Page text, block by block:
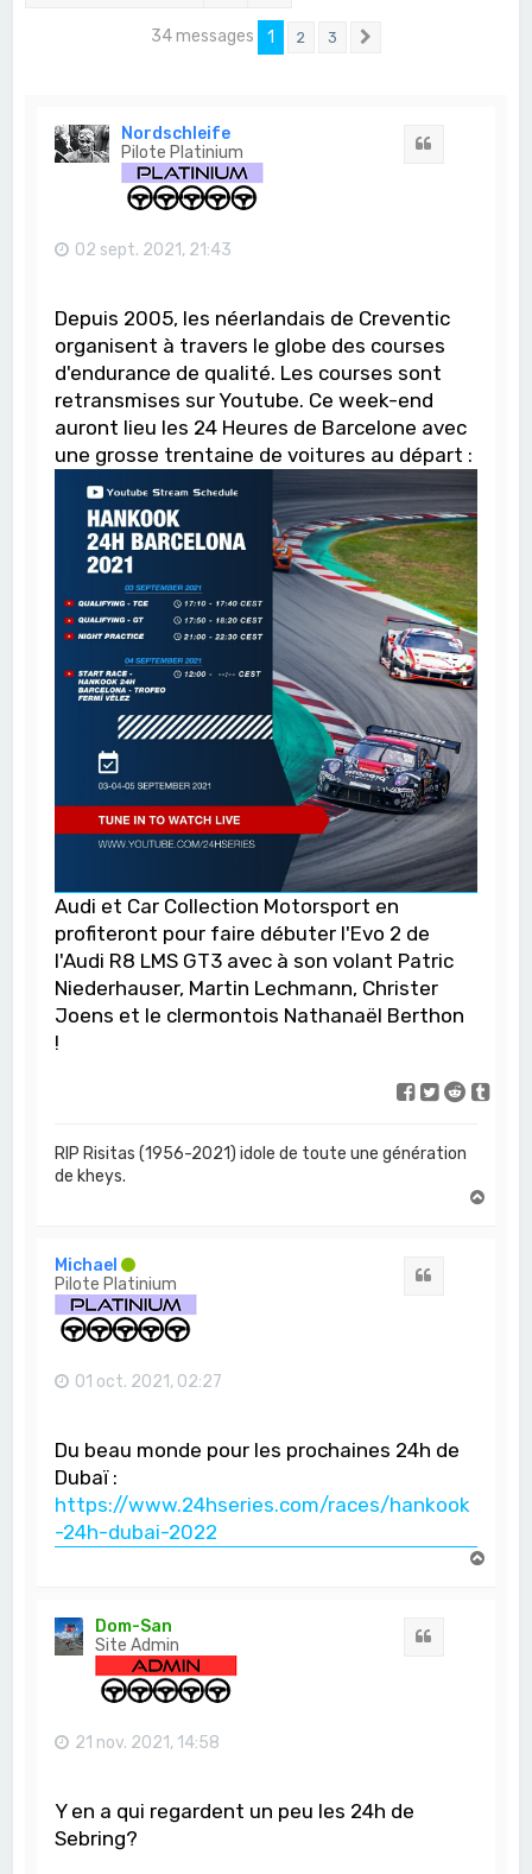
34 messages 1 2 3
Nordschleife
Pilote Platinium
02 sept. 2021, 21:43
Depuis 2005, les néerlandais de Creventic
organisent à travers le globe des courses
d'endurance de qualité. Les courses sont
retransmises sur Youtube. Ce week-end
auront lieu les 24 Heures de Barcelone avec
une grosse trentaine de voitures au départ :
Audi et Car Collection Motorsport en
profiteront pour faire débuter l'Evo 2 de
l'Audi R8 LMS GT3 avec à son volant Patric
Niederhauser, Martin Lechmann, Christer
Joens et le clermontois Nathanaël Berthon
!
RIP Risitas (1956-2021) idole de toute une génération
de kheys.
Michael
Pilote Platinium
01 oct. 2021, 02:27
Du beau monde pour les prochaines 24h de
Dubaï :
https://www.24hseries.com/races/hankook
-24h-dubai-2022
Dom-San
Site Admin
21 nov. 2021, 14:58
Y en a qui regardent un peu les 24h de
Sebring?